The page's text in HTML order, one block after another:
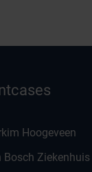
Hoogeveen
Bosch Ziekenhuis